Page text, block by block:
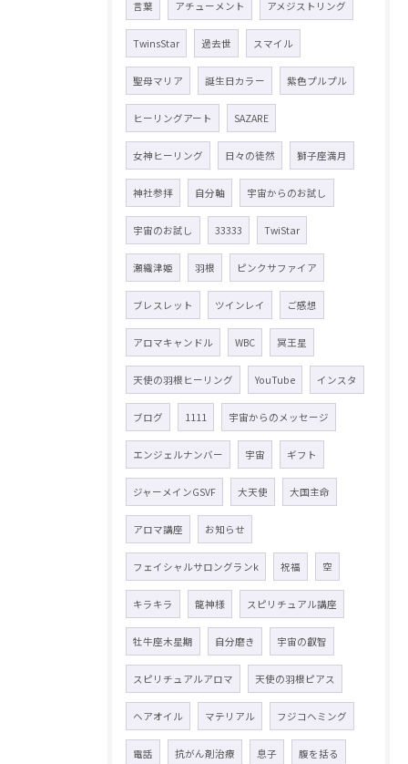
言葉 アチューメント アメジストリング
TwinsStar 過去世 スマイル
聖母マリア 誕生日カラー 紫色プルプル
ヒーリングアート SAZARE
女神ヒーリング 日々の徒然 獅子座満月
神社参拝 自分軸 宇宙からのお試し
宇宙のお試し 33333 TwiStar
瀬織津姫 羽根 ピンクサファイア
ブレスレット ツインレイ ご感想
アロマキャンドル WBC 冥王星
天使の羽根ヒーリング YouTube インスタ
ブログ 1111 宇宙からのメッセージ
エンジェルナンバー 宇宙 ギフト
ジャーメインGSVF 大天使 大国主命
アロマ講座 お知らせ
フェイシャルサロングランk 祝福 空
キラキラ 龍神様 スピリチュアル講座
牡牛座木星期 自分磨き 宇宙の叡智
スピリチュアルアロマ 天使の羽根ピアス
ヘアオイル マテリアル フジコヘミング
電話 抗がん剤治療 息子 腹を括る